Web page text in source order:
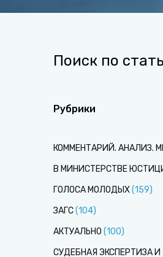
Поиск по
Рубрики
КОММЕНТАРИЙ. АНАЛИЗ.
В МИНИСТЕРСТВЕ
ГОЛОСА МОЛОДЫХ(159)
ЗАГС(104)
АКТУАЛЬНО (100)
СУДЕБНАЯ ЭКСПЕРТИЗА И